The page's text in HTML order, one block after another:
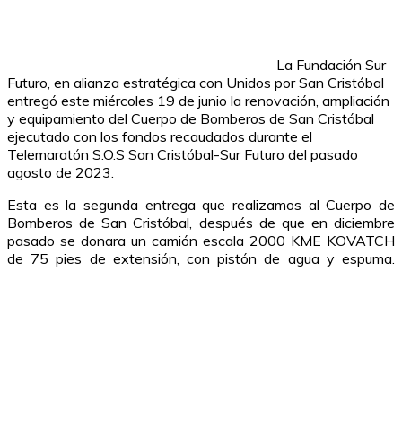
La Fundación Sur
Futuro, en alianza estratégica con Unidos por San Cristóbal
entregó este miércoles 19 de junio la renovación, ampliación
y equipamiento del Cuerpo de Bomberos de San Cristóbal
ejecutado con los fondos recaudados durante el
Telemaratón S.O.S San Cristóbal-Sur Futuro del pasado
agosto de 2023.
Esta es la segunda entrega que realizamos al Cuerpo de
Bomberos de San Cristóbal, después de que en diciembre
pasado se donara un camión escala 2000 KME KOVATCH
de 75 pies de extensión, con pistón de agua y espuma.